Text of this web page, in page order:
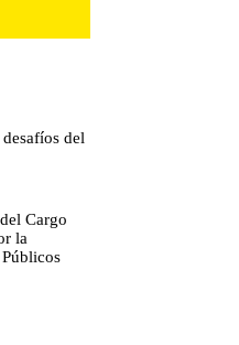
del
Cargo
la